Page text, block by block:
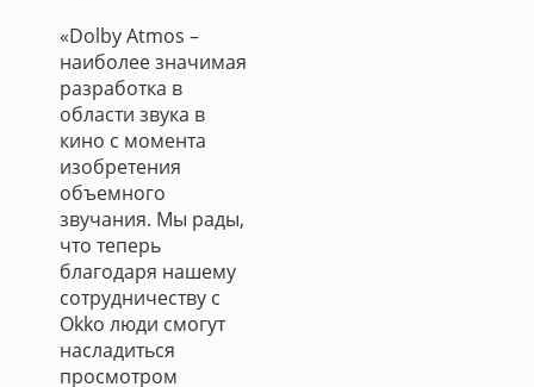
«Dolby Atmos –
наиболее значимая
разработка в
области звука в
кино с момента
изобретения
объемного
звучания. Мы рады,
что теперь
благодаря нашему
сотрудничеству с
Okko люди смогут
насладиться
просмотром